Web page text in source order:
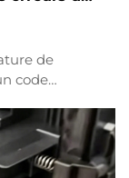
de
code
et fixe la
que toute